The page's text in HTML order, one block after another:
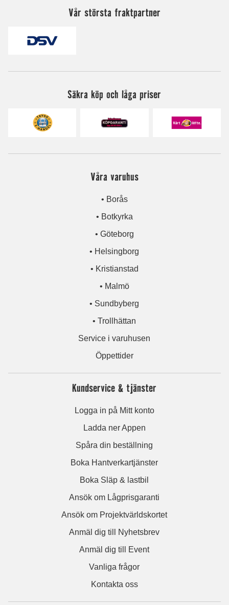
Vår största fraktpartner
Säkra köp och låga priser
Våra varuhus
• Borås
• Botkyrka
• Göteborg
• Helsingborg
• Kristianstad
• Malmö
• Sundbyberg
• Trollhättan
Service i varuhusen
Öppettider
Kundservice & tjänster
Logga in på Mitt konto
Ladda ner Appen
Spåra din beställning
Boka Hantverkartjänster
Boka Släp & lastbil
Ansök om Lågprisgaranti
Ansök om Projektvärldskortet
Anmäl dig till Nyhetsbrev
Anmäl dig till Event
Vanliga frågor
Kontakta oss